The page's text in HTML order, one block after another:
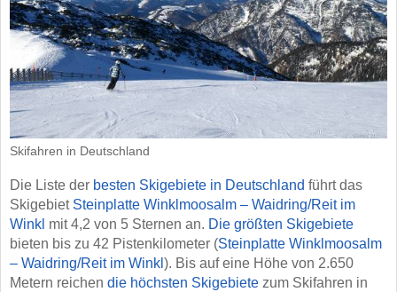
Skifahren in Deutschland
Die Liste der besten Skigebiete in Deutschland führt das
Skigebiet Steinplatte Winklmoosalm – Waidring/​Reit im
Winkl mit 4,2 von 5 Sternen an. Die größten Skigebiete
bieten bis zu 42 Pistenkilometer (Steinplatte Winklmoosalm
– Waidring/​Reit im Winkl ). Bis auf eine Höhe von 2.650
Metern reichen die höchsten Skigebiete zum Skifahren in